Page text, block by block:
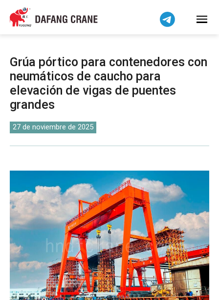
Grúa pórtico para contenedores con
neumáticos de caucho para
elevación de vigas de puentes
grandes
27 de noviembre de 2025
Bahasa Indonesia
Bahasa Melayu
বাংলা
فارسی
Pilipino
اردو
Українська
Čeština
Dansk
Norsk
O‘zbekcha